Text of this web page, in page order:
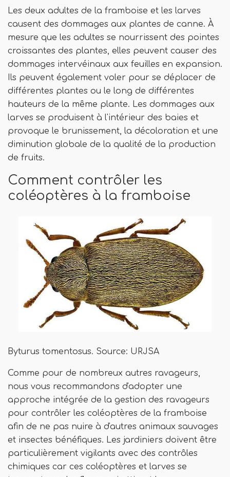
Les deux adultes de la framboise et les larves
causent des dommages aux plantes de canne. À
mesure que les adultes se nourrissent des pointes
croissantes des plantes, elles peuvent causer des
dommages intervéinaux aux feuilles en expansion.
Ils peuvent également voler pour se déplacer de
différentes plantes ou le long de différentes
hauteurs de la même plante. Les dommages aux
larves se produisent à l'intérieur des baies et
provoque le brunissement, la décoloration et une
diminution globale de la qualité de la production
de fruits.
Comment contrôler les
coléoptères à la framboise
Byturus tomentosus. Source: URJSA
Comme pour de nombreux autres ravageurs,
nous vous recommandons d'adopter une
approche intégrée de la gestion des ravageurs
pour contrôler les coléoptères de la framboise
afin de ne pas nuire à d'autres animaux sauvages
et insectes bénéfiques. Les jardiniers doivent être
particulièrement vigilants avec des contrôles
chimiques car ces coléoptères et larves se